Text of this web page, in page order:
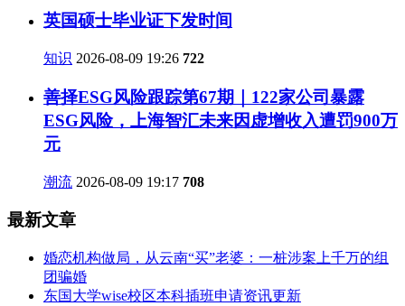
英国硕士毕业证下发时间
知识 2026-08-09 19:26 722
善择ESG风险跟踪第67期｜122家公司暴露
ESG风险，上海智汇未来因虚增收入遭罚900万
元
潮流 2026-08-09 19:17 708
最新文章
婚恋机构做局，从云南“买”老婆：一桩涉案上千万的组
团骗婚
东国大学wise校区本科插班申请资讯更新